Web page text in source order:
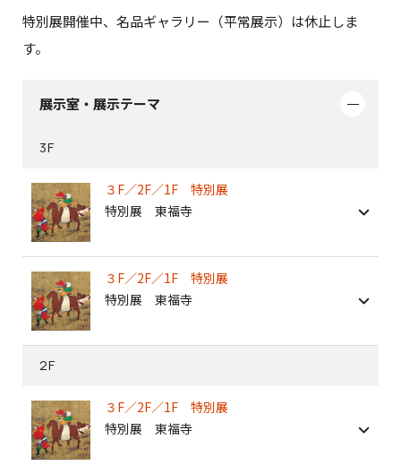
特別展開催中、名品ギャラリー（平常展示）は休止しま
す。
展示室・展示テーマ
3F
３F／2F／1F 特別展
特別展 東福寺
３F／2F／1F 特別展
特別展 東福寺
2F
３F／2F／1F 特別展
特別展 東福寺